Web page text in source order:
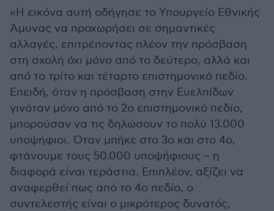
«Η εικόνα αυτή οδήγησε το Υπουργείο Εθνικής
Άμυνας να προχωρήσει σε σημαντικές
αλλαγές, επιτρέποντας πλέον την πρόσβαση
στη σχολή όχι μόνο από το δεύτερο, αλλά και
από το τρίτο και τέταρτο επιστημονικό πεδίο.
Επειδή, όταν η πρόσβαση στην Ευελπίδων
γινόταν μόνο από το 2ο επιστημονικό πεδίο,
μπορούσαν να τις δηλώσουν το πολύ 13.000
υποψήφιοι. Όταν μπήκε στο 3ο και στο 4ο,
φτάνουμε τους 50.000 υποψήφιους – η
διαφορά είναι τεράστια. Επιπλέον, αξίζει να
αναφερθεί πως από το 4ο πεδίο, ο
συντελεστής είναι ο μικρότερος δυνατός,